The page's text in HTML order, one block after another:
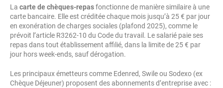
La carte de chèques-repasfonctionne de manière similaire à une
carte bancaire. Elle est créditée chaque mois jusqu’à 25 € par jour
en exonération de charges sociales (plafond 2025), comme le
prévoit l’article R3262-10 du Code du travail. Le salarié paie ses
repas dans tout établissement affilié, dans la limite de 25 € par
jour hors week-ends, sauf dérogation.
Les principaux émetteurs comme Edenred, Swile ou Sodexo (ex
Chèque Déjeuner) proposent des abonnements d’entreprise avec :